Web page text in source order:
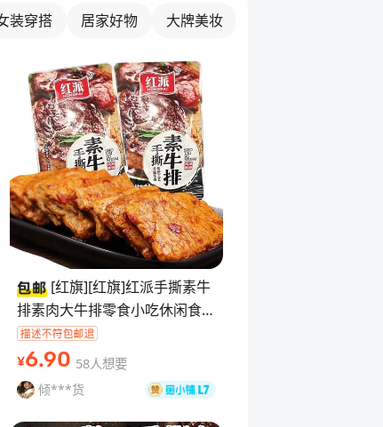
装穿搭 居家好物 大牌美妆
[红旗][红旗]红派手撕素牛
排素肉大牛排零食小吃休闲食品
豆干 辣条独立包装解馋80包[超
便宜][超便宜] 咸鱼认证商家
¥6.90 58人想要
倾***货